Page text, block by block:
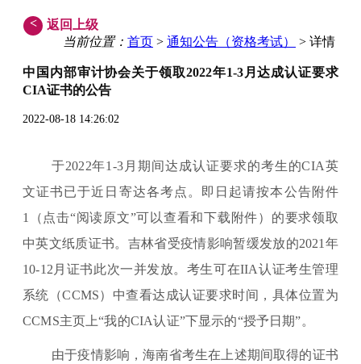
<
返回上级
当前位置： 首页 > 通知公告（资格考试） > 详情
中国内部审计协会关于领取2022年1-3月达成认证要求
CIA证书的公告
2022-08-18 14:26:02
于2022年1-3月期间达成认证要求的考生的CIA英
文证书已于近日寄达各考点。即日起请按本公告附件
1（点击“阅读原文”可以查看和下载附件）的要求领取
中英文纸质证书。吉林省受疫情影响暂缓发放的2021年
10-12月证书此次一并发放。考生可在IIA认证考生管理
系统（CCMS）中查看达成认证要求时间，具体位置为
CCMS主页上“我的CIA认证”下显示的“授予日期”。
由于疫情影响，海南省考生在上述期间取得的证书